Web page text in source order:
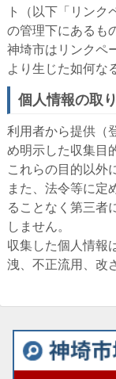
ト（以下「リンク
の管理下にあるも
神埼市はリンクペ
より生じた如何な
個人情報の取
利用者から提供（
め明示した収集目
これらの目的以外
また、法令等に定
ることなく第三者
しません。
収集した個人情報
洩、不正流用、改